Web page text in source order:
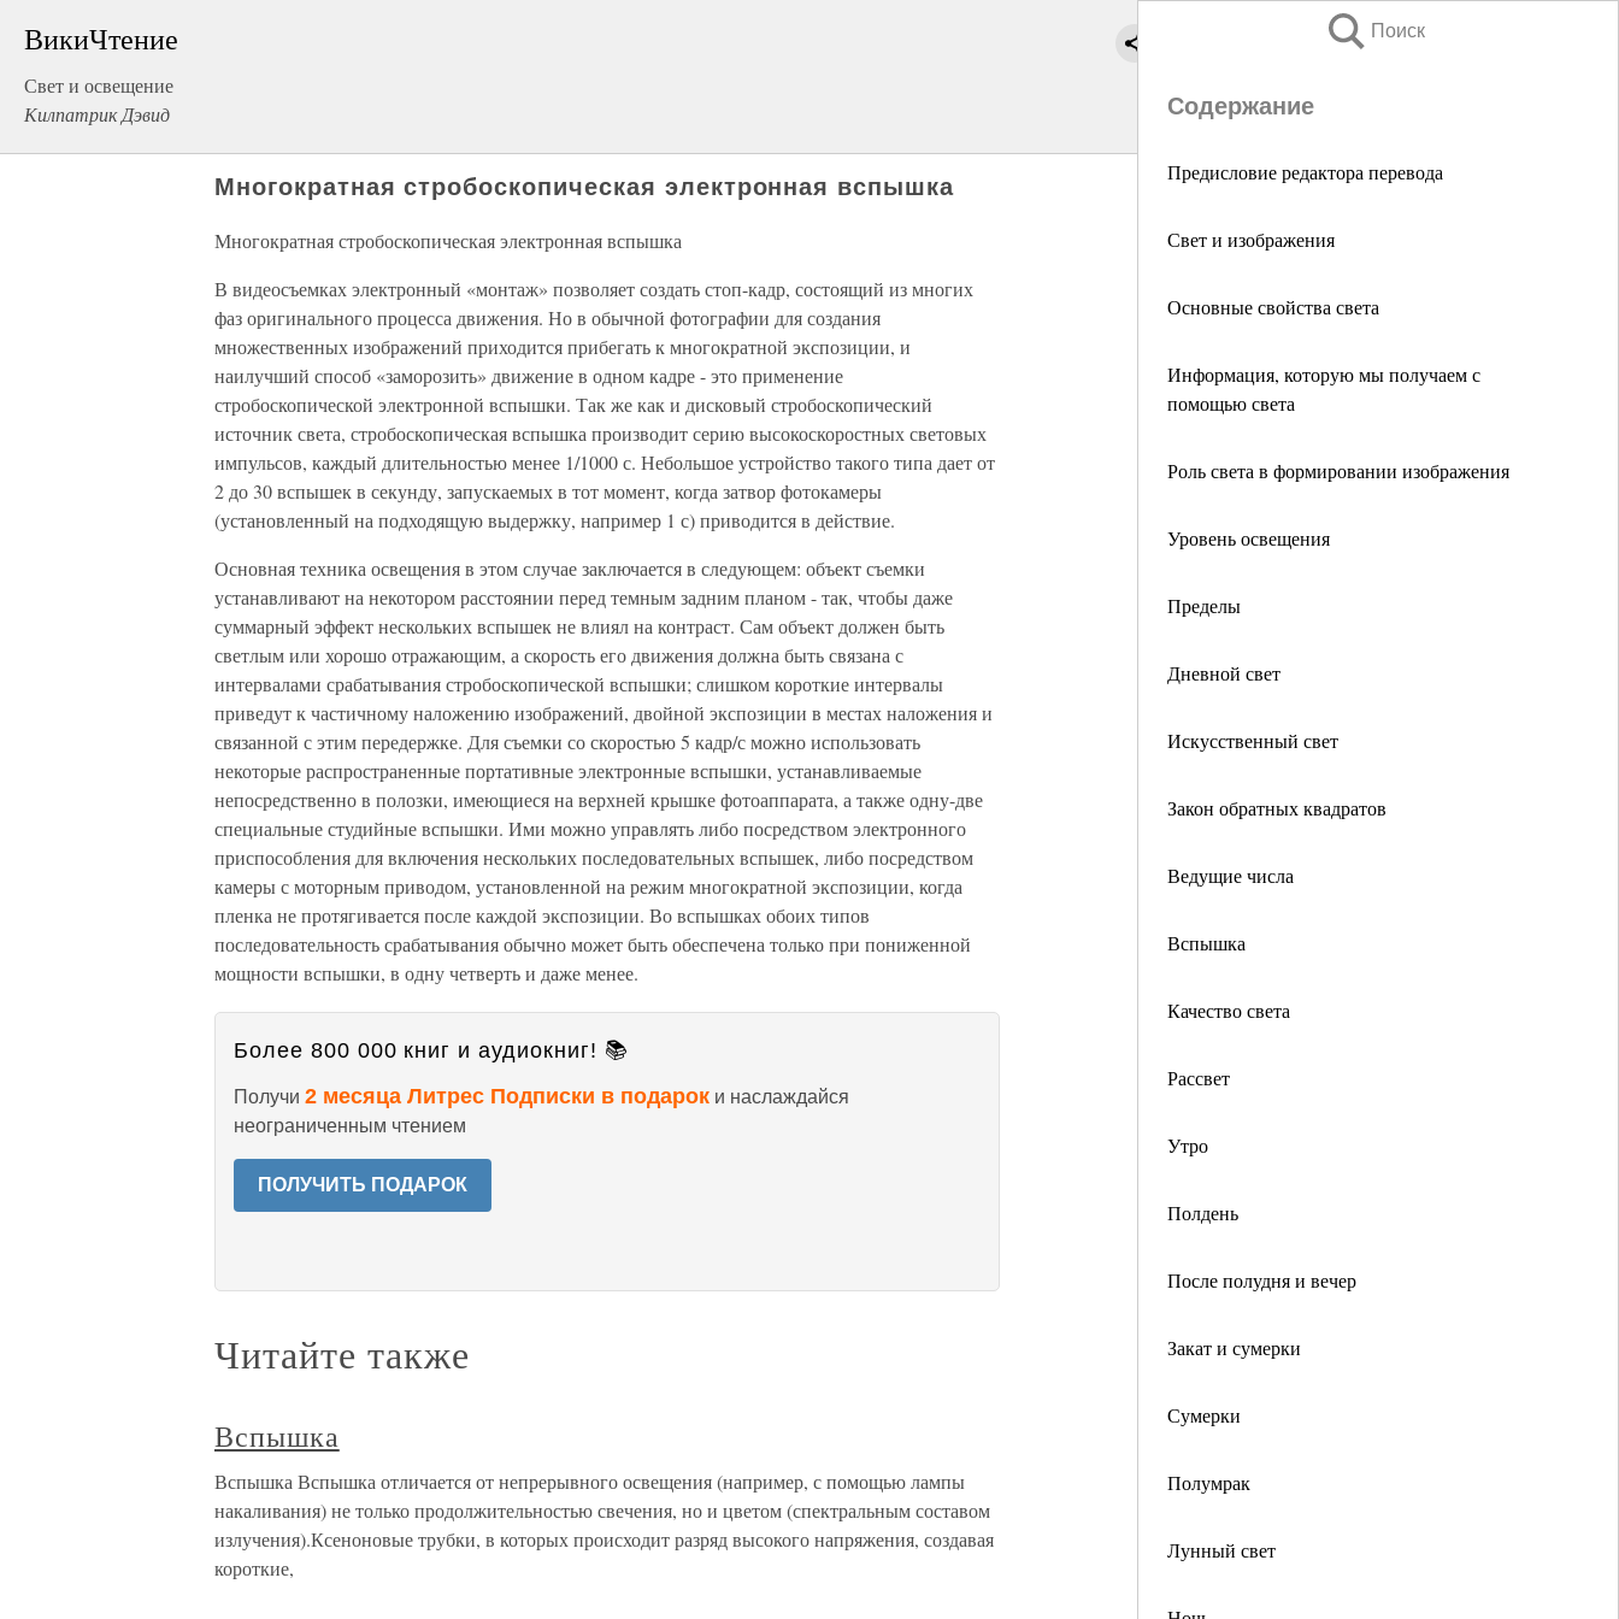
ВикиЧтение
Свет и освещение
Килпатрик Дэвид
Поиск
Содержание
Предисловие редактора перевода
Свет и изображения
Основные свойства света
Информация, которую мы получаем с
помощью света
Роль света в формировании изображения
Уровень освещения
Пределы
Дневной свет
Искусственный свет
Закон обратных квадратов
Ведущие числа
Вспышка
Качество света
Рассвет
Утро
Полдень
После полудня и вечер
Закат и сумерки
Сумерки
Полумрак
Лунный свет
Многократная стробоскопическая электронная вспышка
Многократная стробоскопическая электронная вспышка
В видеосъемках электронный «монтаж» позволяет создать стоп-кадр, состоящий из многих
фаз оригинального процесса движения. Но в обычной фотографии для создания
множественных изображений приходится прибегать к многократной экспозиции, и
наилучший способ «заморозить» движение в одном кадре - это применение
стробоскопической электронной вспышки. Так же как и дисковый стробоскопический
источник света, стробоскопическая вспышка производит серию высокоскоростных световых
импульсов, каждый длительностью менее 1/1000 с. Небольшое устройство такого типа дает от
2 до 30 вспышек в секунду, запускаемых в тот момент, когда затвор фотокамеры
(установленный на подходящую выдержку, например 1 с) приводится в действие.
Основная техника освещения в этом случае заключается в следующем: объект съемки
устанавливают на некотором расстоянии перед темным задним планом - так, чтобы даже
суммарный эффект нескольких вспышек не влиял на контраст. Сам объект должен быть
светлым или хорошо отражающим, а скорость его движения должна быть связана с
интервалами срабатывания стробоскопической вспышки; слишком короткие интервалы
приведут к частичному наложению изображений, двойной экспозиции в местах наложения и
связанной с этим передержке. Для съемки со скоростью 5 кадр/с можно использовать
некоторые распространенные портативные электронные вспышки, устанавливаемые
непосредственно в полозки, имеющиеся на верхней крышке фотоаппарата, а также одну-две
специальные студийные вспышки. Ими можно управлять либо посредством электронного
приспособления для включения нескольких последовательных вспышек, либо посредством
камеры с моторным приводом, установленной на режим многократной экспозиции, когда
пленка не протягивается после каждой экспозиции. Во вспышках обоих типов
последовательность срабатывания обычно может быть обеспечена только при пониженной
мощности вспышки, в одну четверть и даже менее.
Более 800 000 книг и аудиокниг! 📚
Получи 2 месяца Литрес Подписки в подарок и наслаждайся
неограниченным чтением
ПОЛУЧИТЬ ПОДАРОК
Читайте также
Вспышка
Вспышка Вспышка отличается от непрерывного освещения (например, с помощью лампы
накаливания) не только продолжительностью свечения, но и цветом (спектральным составом
излучения).Ксеноновые трубки, в которых происходит разряд высокого напряжения, создавая
короткие,